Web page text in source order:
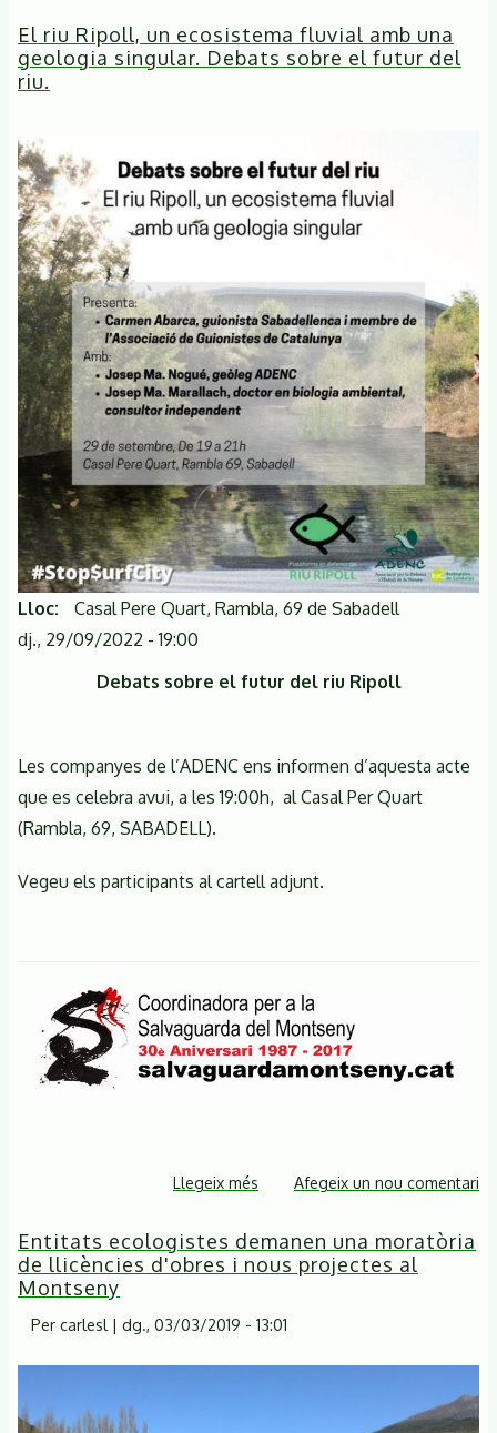
de
premsa.
les
mentides
sobre
Quart
Cinturó
El riu Ripoll, un ecosistema fluvial amb una
geologia singular. Debats sobre el futur del
riu.
Lloc
Casal Pere Quart, Rambla, 69 de Sabadell
dj., 29/09/2022 - 19:00
Debats sobre el futur del riu Ripoll
Les companyes de l’ADENC ens informen d’aquesta acte
que es celebra avui, a les 19:00h, al Casal Per Quart
(Rambla, 69, SABADELL).
Vegeu els participants al cartell adjunt.
Llegeix més sobre
riu
Ripoll,
ecosistema
Afegeix un nou comentari
Entitats ecologistes demanen una moratòria
de llicències d'obres i nous projectes al
Montseny
Per carlesl | dg., 03/03/2019 - 13:01